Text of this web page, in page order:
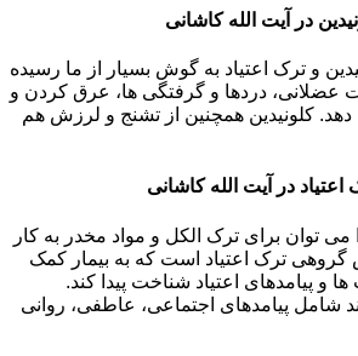
در آیت الله کاشانی
و ترک اعتیاد به گوش بسیار از ما رسیده
عضلانی، دردها و گرفتگی ها، عرق کردن و
کلونیدین همچنین از تشنج و لرزش هم
می توان برای ترک الکل و مواد مخدر به کار
ترک اعتیاد است که به بیمار کمک
و پیامدهای اعتیاد شناخت پیدا کند.
شامل پیامدهای اجتماعی، عاطفی، روانی